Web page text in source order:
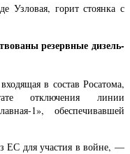
Узловая, горит стоянка с
резервные дизель-
в состав Росатома,
отключения линии
1», обеспечивавшей
ЕС для участия в войне, —